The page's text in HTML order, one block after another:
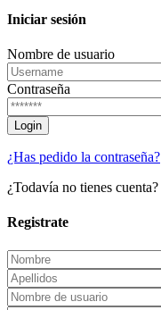
Iniciar sesión
Nombre de usuario
Contraseña
¿Has pedido la contraseña?
¿Todavía no tienes cuenta?
Registrate